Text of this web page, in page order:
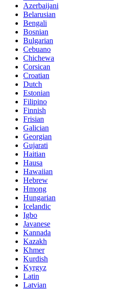
Azerbaijani
Belarusian
Bengali
Bosnian
Bulgarian
Cebuano
Chichewa
Corsican
Croatian
Dutch
Estonian
Filipino
Finnish
Frisian
Galician
Georgian
Gujarati
Haitian
Hausa
Hawaiian
Hebrew
Hmong
Hungarian
Icelandic
Igbo
Javanese
Kannada
Kazakh
Khmer
Kurdish
Kyrgyz
Latin
Latvian